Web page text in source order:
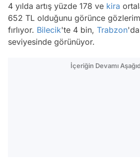
4 yılda artış yüzde 178 ve kira
652 TL olduğunu görünce
fırlıyor. Bilecik'te 4 bin, Trabzon
seviyesinde görünüyor.
İçeriğin Devamı